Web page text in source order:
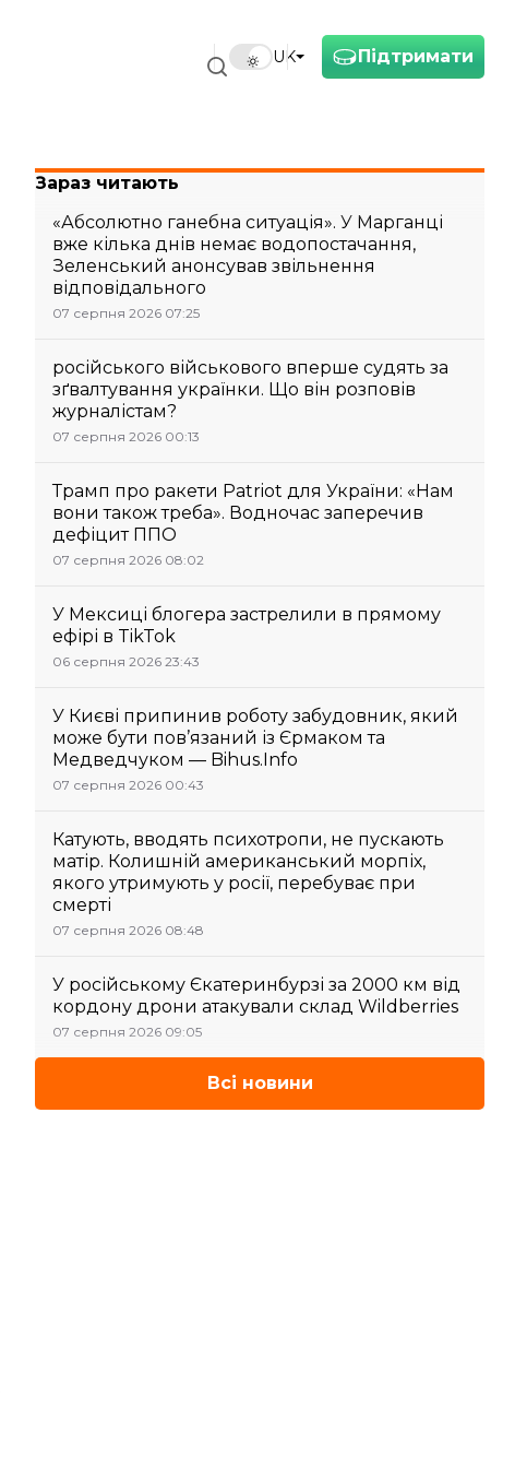
Підтримати
UK
Зараз читають
«Абсолютно ганебна ситуація». У Марганці
вже кілька днів немає водопостачання,
Зеленський анонсував звільнення
відповідального
07 серпня 2026 07:25
російського військового вперше судять за
зґвалтування українки. Що він розповів
журналістам?
07 серпня 2026 00:13
Трамп про ракети Patriot для України: «Нам
вони також треба». Водночас заперечив
дефіцит ППО
07 серпня 2026 08:02
У Мексиці блогера застрелили в прямому
ефірі в TikTok
06 серпня 2026 23:43
У Києві припинив роботу забудовник, який
може бути пов’язаний із Єрмаком та
Медведчуком — Bihus.Info
07 серпня 2026 00:43
Катують, вводять психотропи, не пускають
матір. Колишній американський морпіх,
якого утримують у росії, перебуває при
смерті
07 серпня 2026 08:48
У російському Єкатеринбурзі за 2000 км від
кордону дрони атакували склад Wildberries
07 серпня 2026 09:05
Всі новини